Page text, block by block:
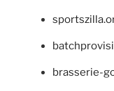
brasserie-